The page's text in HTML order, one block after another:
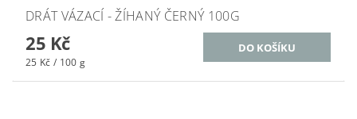
DRÁT VÁZACÍ - ŽÍHANÝ ČERNÝ 100G
25 Kč
25 Kč / 100 g